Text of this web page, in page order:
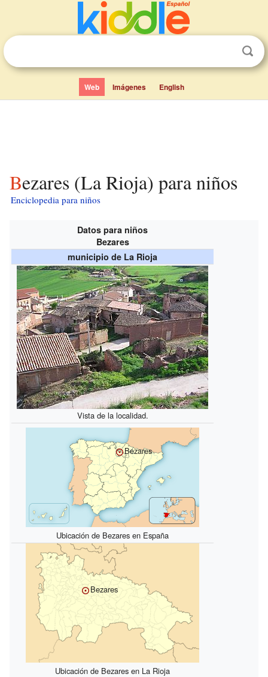
Web Imágenes English
Bezares (La Rioja) para niños
Enciclopedia para niños
Datos para niños
Bezares
municipio de La Rioja
Vista de la localidad.
Bezares
Ubicación de Bezares en España
Bezares
Ubicación de Bezares en La Rioja